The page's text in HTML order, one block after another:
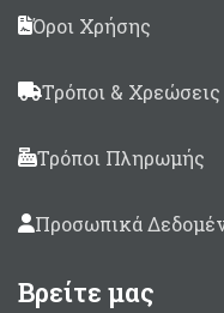
Όροι Χρήσης
Τρόποι &
Τρόποι Πληρωμής
Προσωπικά
Βρείτε μας